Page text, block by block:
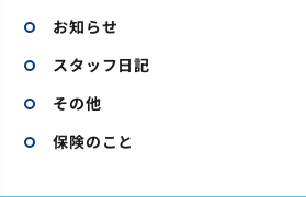
お知らせ
スタッフ日記
その他
保険のこと